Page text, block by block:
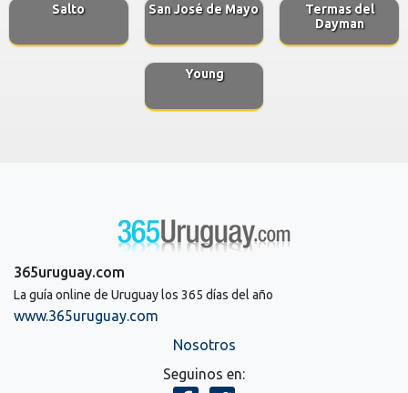
Salto San José de Mayo
Termas del
Dayman
Young
365uruguay.com
La guía online de Uruguay los 365 días del año
www.365uruguay.com
Nosotros
Seguinos en: